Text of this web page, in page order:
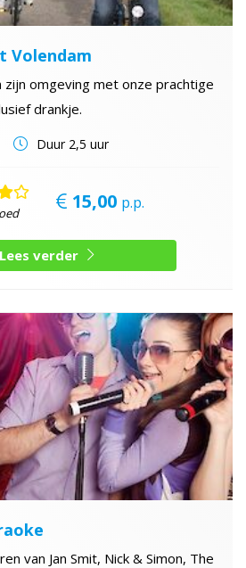
Volendam
zijn omgeving met onze prachtige
drankje.
Duur2,5 uur
15,00 p.p.
Lees verder
van Jan Smit, Nick & Simon, The